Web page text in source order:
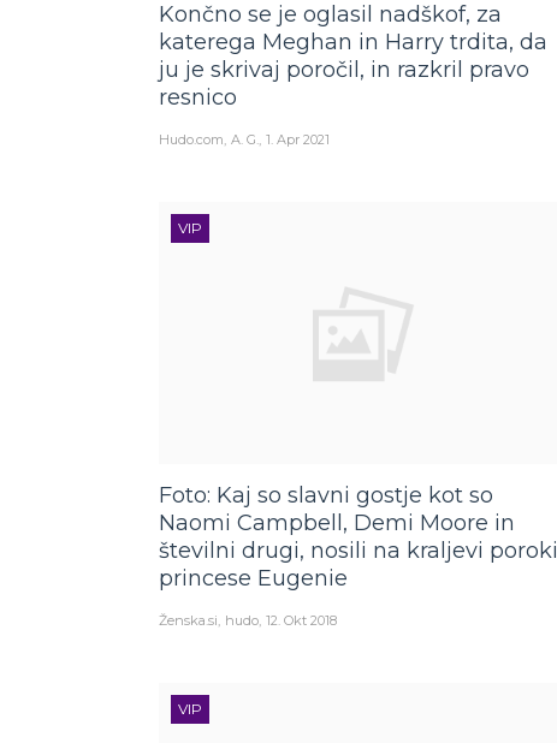
Končno se je oglasil nadškof, za
katerega Meghan in Harry trdita, da
ju je skrivaj poročil, in razkril pravo
resnico
Hudo.com A. G. 1. Apr 2021
VIP
Foto: Kaj so slavni gostje kot so
Naomi Campbell, Demi Moore in
številni drugi, nosili na kraljevi poroki
princese Eugenie
Ženska.si hudo 12. Okt 2018
VIP